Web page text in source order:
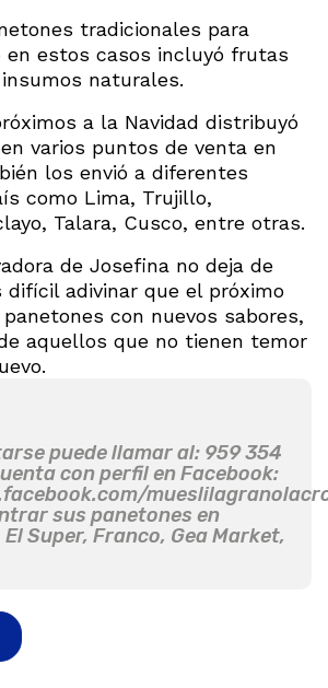
tradicionales para
en estos casos incluyó frutas
naturales.
a la Navidad distribuyó
varios puntos de venta en
los envió a diferentes
como Lima, Trujillo,
Talara, Cusco, entre otras.
de Josefina no deja de
difícil adivinar que el próximo
con nuevos sabores,
aquellos que no tienen temor
puede llamar al: 959 354
con perfil en Facebook:
sus panetones en
Super, Franco, Gea Market,